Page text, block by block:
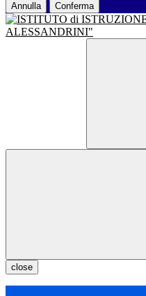
Annulla Conferma
close